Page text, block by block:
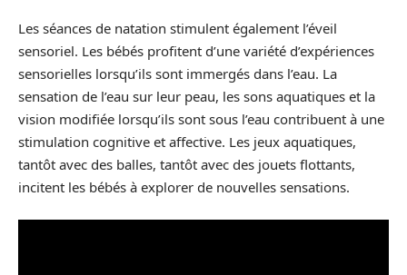
Les séances de natation stimulent également l’éveil
sensoriel. Les bébés profitent d’une variété d’expériences
sensorielles lorsqu’ils sont immergés dans l’eau. La
sensation de l’eau sur leur peau, les sons aquatiques et la
vision modifiée lorsqu’ils sont sous l’eau contribuent à une
stimulation cognitive et affective. Les jeux aquatiques,
tantôt avec des balles, tantôt avec des jouets flottants,
incitent les bébés à explorer de nouvelles sensations.